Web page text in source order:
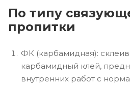
По типу
пропитки
ФК (карбамидная):
карбамидный клей,
внутренних работ с